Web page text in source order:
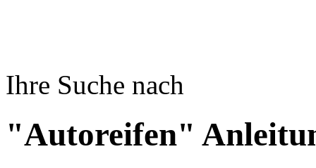
Ihre Suche nach
"Autoreifen"